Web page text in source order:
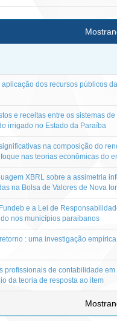
dos recursos públicos
e receitas entre os sistemas
irrigado no Estado da Paraíba
na composição do
nas teorias econômicas do
XBRL sobre a assimetria
na Bolsa de Valores de Nova
e a Lei de
nos municípios paraibanos
: uma investigação
profissionais de contabilidade
da teoria de resposta ao item